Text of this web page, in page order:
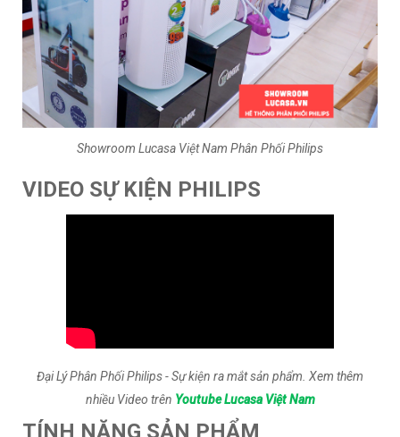
Showroom Lucasa Việt Nam Phân Phối Philips
VIDEO SỰ KIỆN PHILIPS
Đại Lý Phân Phối Philips - Sự kiện ra mắt sản phẩm. Xem thêm
nhiều Video trên Youtube Lucasa Việt Nam
TÍNH NĂNG SẢN PHẨM